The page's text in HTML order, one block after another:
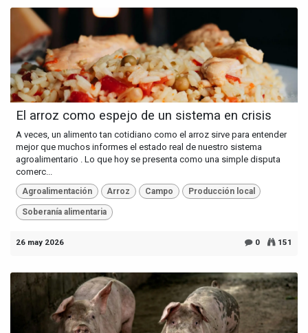
El arroz como espejo de un sistema en crisis
A veces, un alimento tan cotidiano como el arroz sirve para entender
mejor que muchos informes el estado real de nuestro sistema
agroalimentario . Lo que hoy se presenta como una simple disputa
comerc...
Agroalimentación Arroz Campo Producción local
Soberanía alimentaria
26 may 2026 0 151